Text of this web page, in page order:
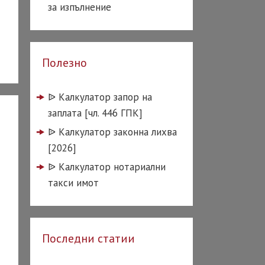
за изпълнение
Полезно
ᐉ️ Калкулатор запор на
заплата [чл. 446 ГПК]
ᐉ️ Калкулатор законна лихва
[2026]
ᐉ️ Калкулатор нотариални
такси имот
Последни статии